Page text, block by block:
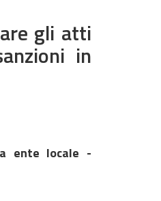
gli atti
in
ente locale -